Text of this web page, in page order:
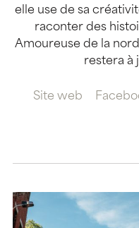
elle use de sa
raconter des
Amoureuse de la
restera à
Site web